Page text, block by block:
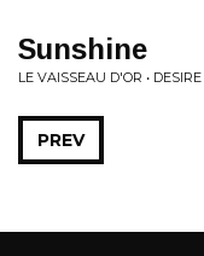
Sunshine
LE VAISSEAU D'OR •
PREV